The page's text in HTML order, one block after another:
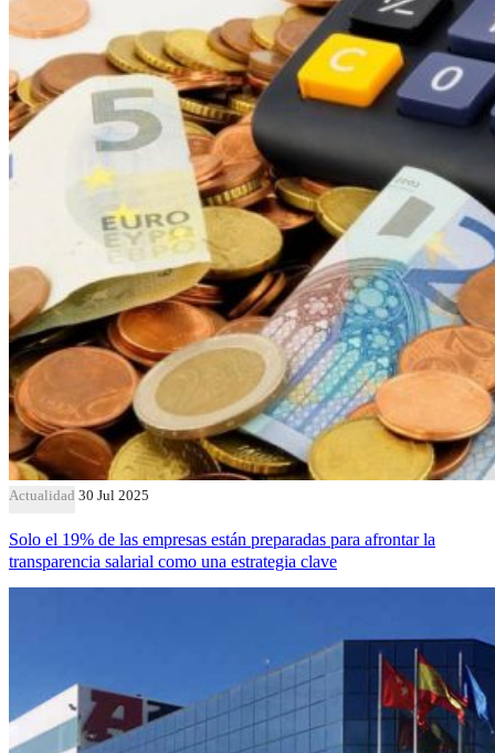
Actualidad 30 Jul 2025
Solo el 19% de las empresas están preparadas para afrontar la
transparencia salarial como una estrategia clave